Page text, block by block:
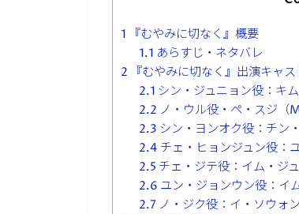
1 『むやみに切なく』概要
1.1 あらすじ・ネタバレ
2 『むやみに切なく』出演キャ
2.1 シン・ジュニョン役：キ
2.2 ノ・ウル役・ペ・スジ（
2.3 シン・ヨンオク役：チン
2.4 チェ・ヒョンジュン役：
2.5 チェ・ジテ役：イム・ジ
2.6 ユン・ジョンウン役：イ
2.7ノ・ジク役：イ・ソウォン